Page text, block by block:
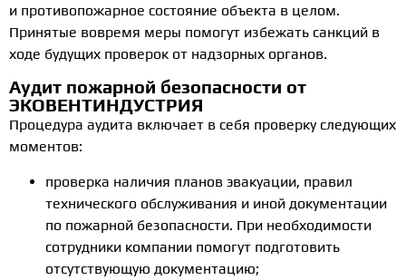
и противопожарное состояние объекта в целом.
Принятые вовремя меры помогут избежать санкций в
ходе будущих проверок от надзорных органов.
Аудит пожарной безопасности от
ЭКОВЕНТИНДУСТРИЯ
Процедура аудита включает в себя проверку следующих
моментов:
проверка наличия планов эвакуации, правил
технического обслуживания и иной документации
по пожарной безопасности. При необходимости
сотрудники компании помогут подготовить
отсутствующую документацию;